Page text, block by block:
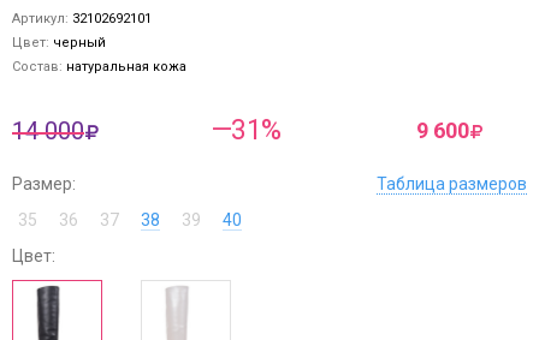
Артикул: 32102692101
Цвет: черный
Состав: натуральная кожа
14 000 —31% 9 600
Размер:
Таблица размеров
35
36 37 38 39
40
Цвет: